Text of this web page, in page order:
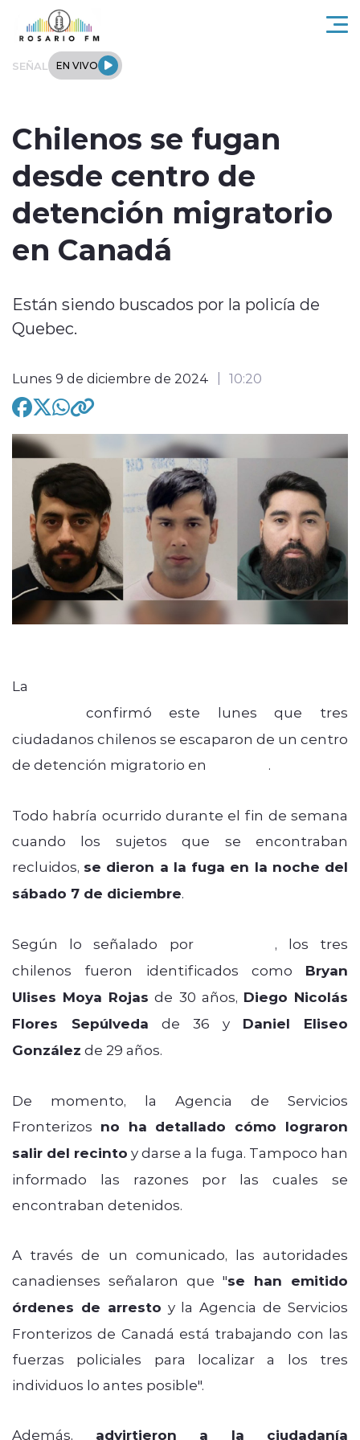
Click acá para ir directamente al contenido
SEÑAL EN VIVO
Regionales
Deportes
modo claro
Chilenos se fugan
desde centro de
detención migratorio
en Canadá
Están siendo buscados por la policía de
Quebec.
Lunes 9 de diciembre de 2024 10:20
La
confirmó este lunes que tres
ciudadanos chilenos se escaparon de un centro
de detención migratorio en
.
Todo habría ocurrido durante el fin de semana
cuando los sujetos que se encontraban
recluidos, se dieron a la fuga en la noche del
sábado 7 de diciembre.
Según lo señalado por
, los tres
chilenos fueron identificados como Bryan
Ulises Moya Rojas de 30 años, Diego Nicolás
Flores Sepúlveda de 36 y Daniel Eliseo
González de 29 años.
De momento, la Agencia de Servicios
Fronterizos no ha detallado cómo lograron
salir del recinto y darse a la fuga. Tampoco han
informado las razones por las cuales se
encontraban detenidos.
A través de un comunicado, las autoridades
canadienses señalaron que "se han emitido
órdenes de arresto y la Agencia de Servicios
Fronterizos de Canadá está trabajando con las
fuerzas policiales para localizar a los tres
individuos lo antes posible".
Además, advirtieron a la ciudadanía